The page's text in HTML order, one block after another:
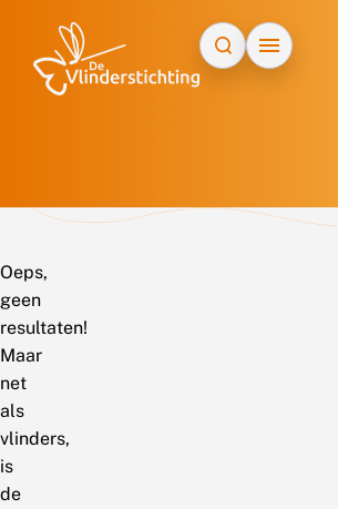
Oeps,
geen
resultaten!
Maar
net
als
vlinders,
is
de